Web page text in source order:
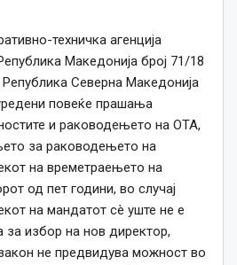
техничка агенција
Македонија број 71/18
Северна Македонија
повеќе прашања
и раководењето на ОТА,
за раководењето на
на времетраењето на
од пет години, во случај
на мандатот сè уште не е
за избор на нов директор,
не предвидува можност во